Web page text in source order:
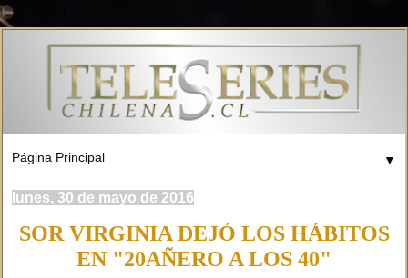
▼
lunes, 30 de mayo de 2016
SOR VIRGINIA DEJÓ LOS HÁBITOS
EN "20AÑERO A LOS 40"